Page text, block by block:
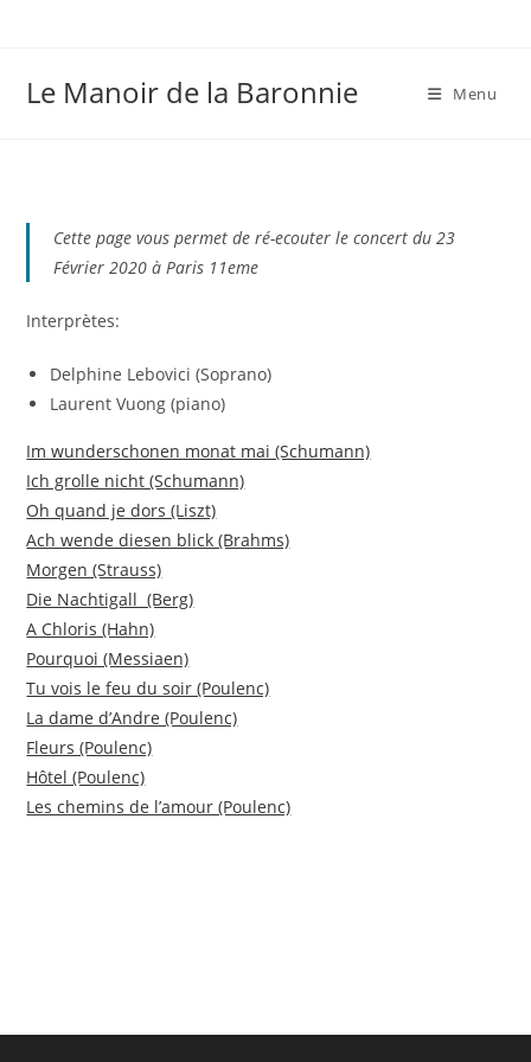
Le Manoir de la Baronnie Menu
Cette page vous permet de ré-ecouter le concert du 23
Février 2020 à Paris 11eme
Interprètes:
Delphine Lebovici (Soprano)
Laurent Vuong (piano)
Im wunderschonen monat mai (Schumann)
Ich grolle nicht (Schumann)
Oh quand je dors (Liszt)
Ach wende diesen blick (Brahms)
Morgen (Strauss)
Die Nachtigall (Berg)
A Chloris (Hahn)
Pourquoi (Messiaen)
Tu vois le feu du soir (Poulenc)
La dame d’Andre (Poulenc)
Fleurs (Poulenc)
Hôtel (Poulenc)
Les chemins de l’amour (Poulenc)